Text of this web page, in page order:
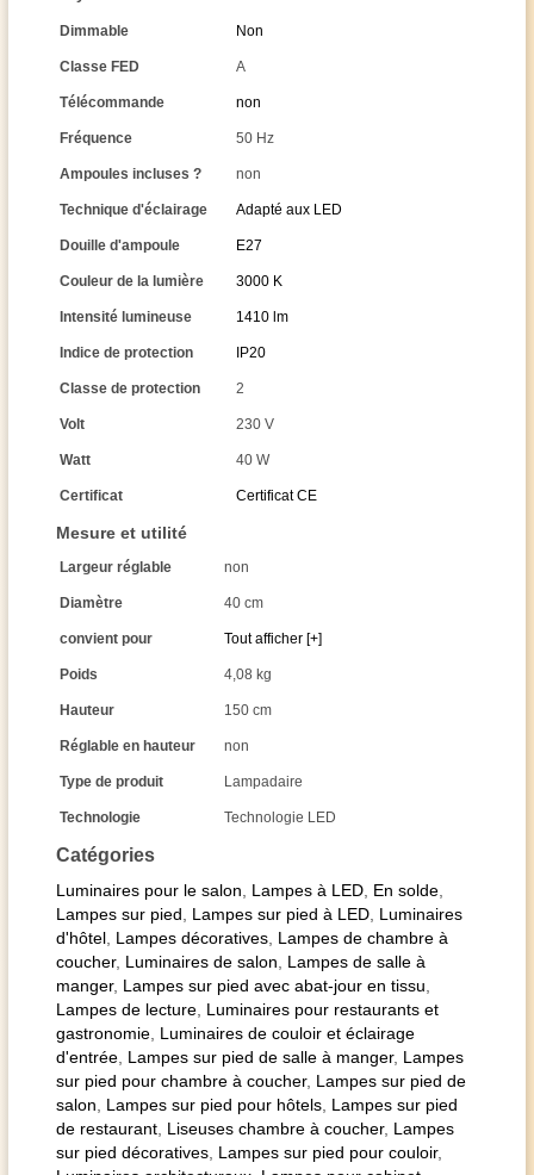
Catégories
Luminaires pour le salon Lampes à LED En solde
Lampes sur pied
Lampes sur pied à LED Luminaires
d'hôtel Lampes décoratives Lampes de chambre à
coucher, Luminaires de salon
Lampes de salle à
manger, Lampes sur pied avec abat-jour en tissu
Lampes de lecture Luminaires pour restaurants et
gastronomie Luminaires de couloir et éclairage
d'entrée Lampes sur pied de salle à manger, Lampes
sur pied pour chambre à coucher, Lampes sur pied de
salon
Lampes sur pied pour hôtels Lampes sur pied
de restaurant Liseuses chambre à coucher, Lampes
sur pied décoratives Lampes sur pied pour couloir,
Dimmable Non
Classe FED A
Télécommande non
Fréquence 50 Hz
Ampoules incluses ? non
Technique d'éclairage Adapté aux LED
Douille d'ampoule E27
Couleur de la lumière 3000 K
Intensité lumineuse 1410 lm
Indice de protection IP20
Classe de protection 2
Volt 230 V
Watt 40 W
Certificat Certificat CE
Mesure et utilité
Largeur réglable non
Diamètre 40 cm
convient pour Tout afficher [+]
Poids 4,08 kg
Hauteur 150 cm
Réglable en hauteur non
Type de produit Lampadaire
Technologie Technologie LED